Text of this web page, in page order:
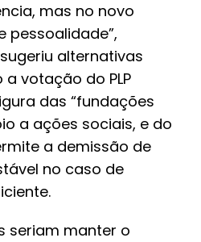
mas no novo
pessoalidade”,
alternativas
a votação do PLP
das “fundações
a ações sociais, e do
a demissão de
no caso de
seriam manter o